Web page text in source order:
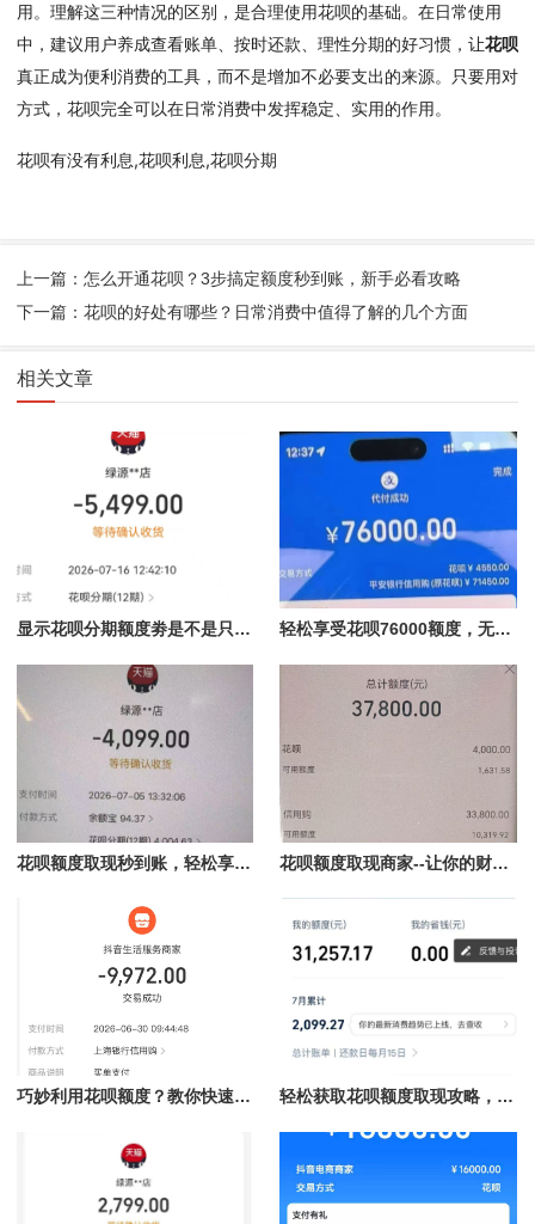
用。理解这三种情况的区别，是合理使用花呗的基础。在日常使用
中，建议用户养成查看账单、按时还款、理性分期的好习惯，让花呗
真正成为便利消费的工具，而不是增加不必要支出的来源。只要用对
方式，花呗完全可以在日常消费中发挥稳定、实用的作用。
花呗有没有利息,花呗利息,花呗分期
上一篇：怎么开通花呗？3步搞定额度秒到账，新手必看攻略
下一篇：花呗的好处有哪些？日常消费中值得了解的几个方面
相关文章
显示花呗分期额度劵是不是只能使用花呗额度分期才能使用？提现过程详解 轻松享受花呗76000额度，无风险扫码付款与提现秒到指南
花呗额度取现秒到账，轻松享受资金自由 花呗额度取现商家--让你的财务更灵活
巧妙利用花呗额度？教你快速取现的方法！ 轻松获取花呗额度取现攻略，秒到账不再是梦！